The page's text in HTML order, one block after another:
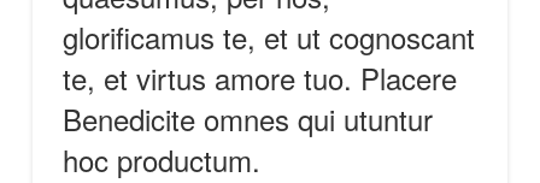
glorificamus te, et ut cognoscant
te, et virtus amore tuo. Placere
Benedicite omnes qui utuntur
hoc productum.